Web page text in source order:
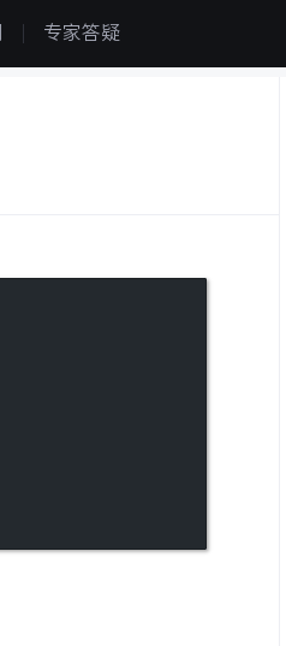
专家答疑